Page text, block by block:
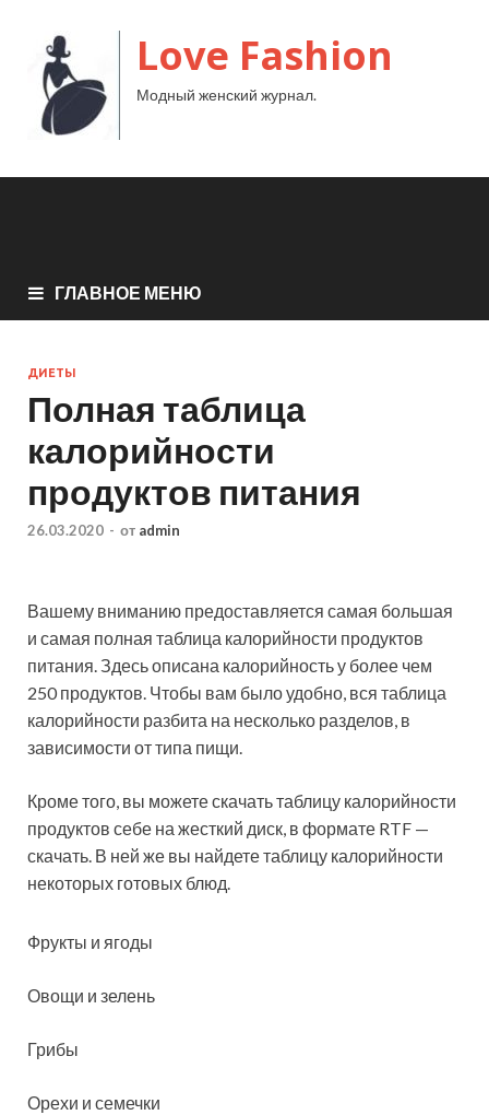
Love Fashion
Модный женский журнал.
ГЛАВНОЕ МЕНЮ
ДИЕТЫ
Полная таблица
калорийности
продуктов питания
26.03.2020 - от admin
Вашему вниманию предоставляется самая большая
и самая полная таблица калорийности продуктов
питания. Здесь описана калорийность у более чем
250 продуктов. Чтобы вам было удобно, вся таблица
калорийности разбита на несколько разделов, в
зависимости от типа пищи.
Крометого, вы можете скачать таблицу калорийности
продуктов себе на жесткий диск, в формате RTF —
скачать. В ней же вы найдете таблицу калорийности
некоторых готовых блюд.
Фрукты и ягоды
Овощи и зелень
Грибы
Орехи и семечки